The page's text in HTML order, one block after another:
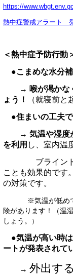
https://
熱中症警戒アラート
＜熱中症予防行動
●こまめな水分補
→ 喉が渇かな
ょう！
（就寝前と
●住まいの工夫
→ 気温や湿度
を利用 し、室内温
ブラインドや
ことも効果的です
の対策です。
※気温が低め
険があります！（温
しょう。
）
●気温が高い時は
ートが発表されて
→ 外出す